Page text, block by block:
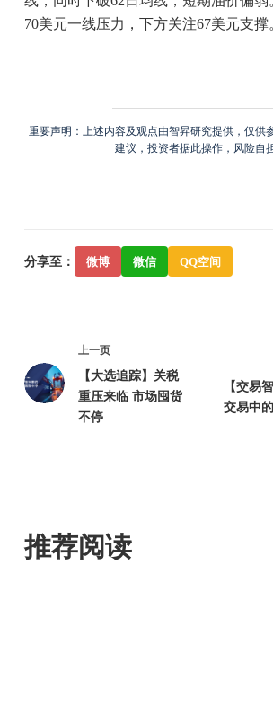
70美元一线压力，下方关注67美元支撑
重要声明：上述内容及观点由智昇研究提供，仅供
建议，投资者据此操作，风险自担
分享至： 微博 微信 QQ空间
上一页
【大选追踪】关税
重压来临 市场囤货
不停
【交易
交易中
推荐阅读